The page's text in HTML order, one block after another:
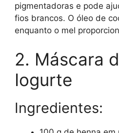
pigmentadoras e pode
fios brancos. O óleo de
enquanto o mel
2. Máscara
Iogurte
Ingredientes: